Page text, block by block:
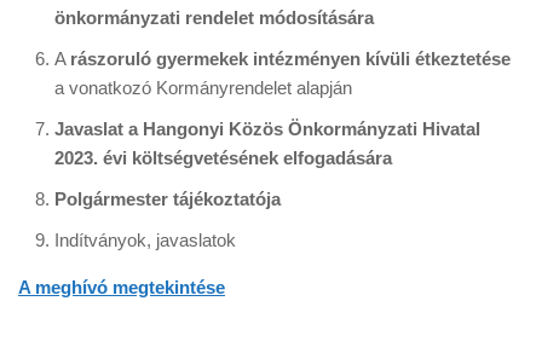
önkormányzati rendelet módosítására
A rászoruló gyermekek intézményen kívüli étkeztetése
a vonatkozó Kormányrendelet alapján
Javaslat a Hangonyi Közös Önkormányzati Hivatal
2023. évi költségvetésének elfogadására
Polgármester tájékoztatója
Indítványok, javaslatok
A meghívó megtekintése